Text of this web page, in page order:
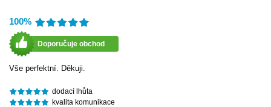
100%
Doporučuje obchod
Vše perfektní. Děkuji.
dodací lhůta
kvalita komunikace